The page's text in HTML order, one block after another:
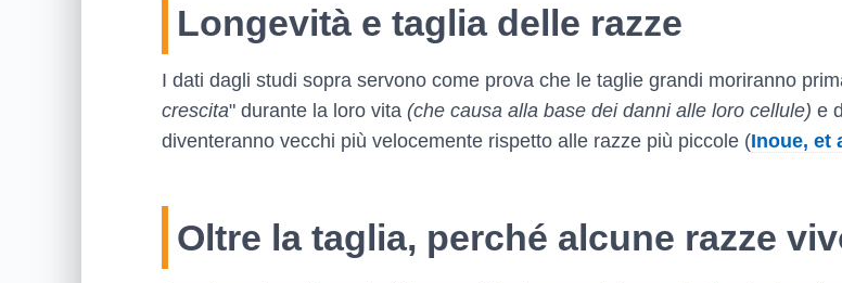
Longevità e taglia delle razze
I dati dagli studi sopra servono come prova che le taglie grandi moriranno
crescita" durante la loro vita (che causa alla base dei danni alle loro cellule) e
diventeranno vecchi più velocemente rispetto alle razze più piccole (Inoue, et
Oltre la taglia, perché alcune razze